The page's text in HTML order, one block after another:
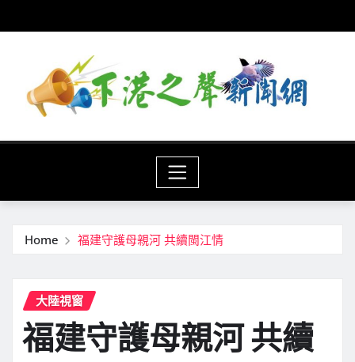
to
Home 福建守護母親河 共續閩江情
大陸視窗
福建守護母親河 共續